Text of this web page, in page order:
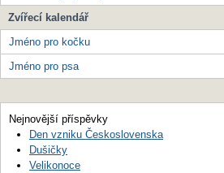
Zvířecí kalendář
Jméno pro kočku
Jméno pro psa
Nejnovější příspěvky
Den vzniku Československa
Dušičky
Velikonoce